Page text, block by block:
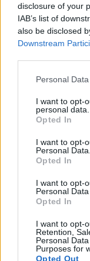
disclosure of your
IAB’s list of
also be disclosed
Downstream
Personal
I want to opt-
personal data.
Opted In
I want to opt-
Personal Data.
Opted In
I want to opt-
Personal
Opted In
I want to opt-
Retention,
Personal
Purposes for
Opted Out
Wyjątkowa
Forum Serce
wydarzeniem
całości
bliskim.
wydarzenie
częścią
Towarzystwa
skutecznego